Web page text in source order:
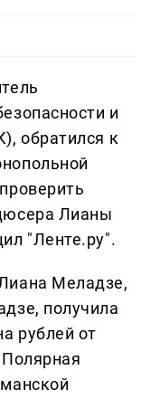
и
обратился к
Лианы
"Ленте.ру".
Меладзе,
получила
рублей от